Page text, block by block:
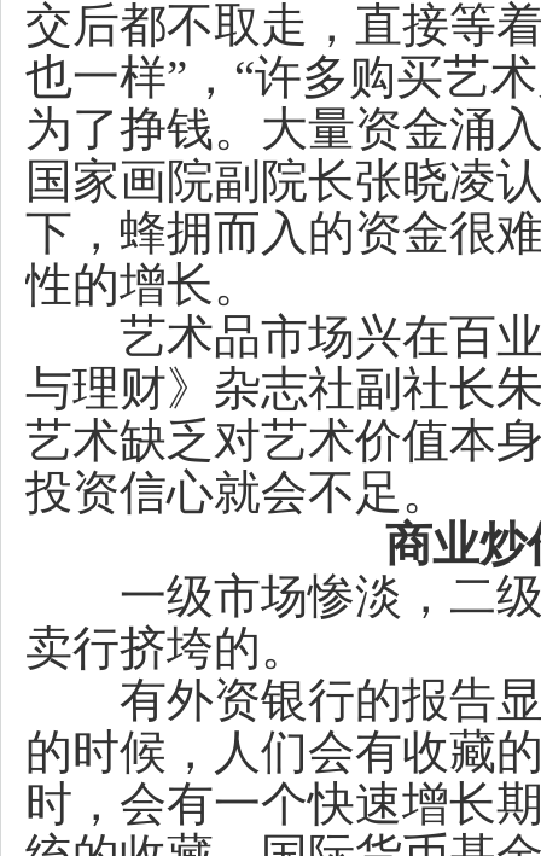
交后都不取走，直接等
也一样”，“许多购买艺
为了挣钱。大量资金涌
国家画院副院长张晓凌
下，蜂拥而入的资金很
性的增长。
艺术品市场兴在百业
与理财》杂志社副社长
艺术缺乏对艺术价值本
投资信心就会不足。
商业炒
一级市场惨淡，二级
卖行挤垮的。
有外资银行的报告显
的时候，人们会有收藏
时，会有一个快速增长